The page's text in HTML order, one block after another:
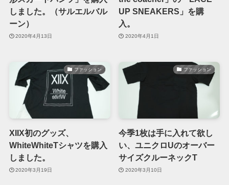
しました。（サルエルバル
ーン）
2020年4月13日
UP SNEAKERS」を購
入。
2020年4月1日
ファッション
XIIX初のグッズ、
WhiteWhiteTシャツを購入
しました。
2020年3月19日
ファッション
今季1枚は手に入れて欲し
い、ユニクロUのオーバー
サイズクルーネックT
2020年3月10日